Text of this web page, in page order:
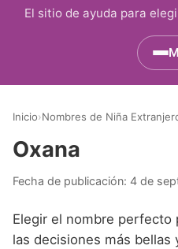
El sitio de ayuda para
Nombres de Niña
Nombres de
Nombres de
Nombres de
Inicio›Nombres de Niña
Oxana
Fecha de publicación: 4 de
Elegir el nombre perfecto
las decisiones más